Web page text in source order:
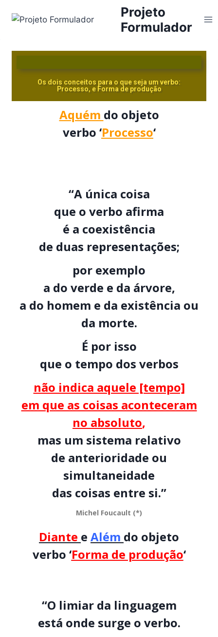
Projeto
Formulador
Os dois conceitos para o que seja um verbo:
Processo, e Forma de produção
Aquém do objeto
verbo ‘Processo‘
“A única coisa
que o verbo afirma
é a coexistência
de duas representações;
por exemplo
a do verde e da árvore,
a do homem e da existência ou
da morte.
É por isso
que o tempo dos verbos
não indica aquele [tempo]
em que as coisas aconteceram
no absoluto,
mas um sistema relativo
de anterioridade ou
simultaneidade
das coisas entre si.”
Michel Foucault (*)
Diante e Além do objeto
verbo ‘Forma de produção‘
“O limiar da linguagem
está onde surge o verbo.